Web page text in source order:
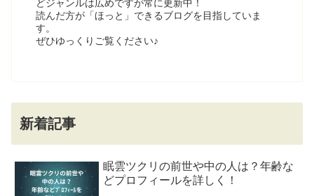
どジャンルは広めですが常に更新中！
読んだ方が「ほっと」できるブログを目指していま
す。
ぜひゆっくりご覧ください♪
新着記事
眠雲ツクリの前世や中の人は？年齢な
どプロフィールを詳しく！